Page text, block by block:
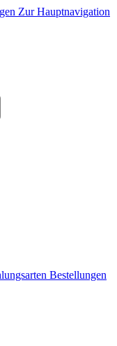
Zur Hauptnavigation
Bestellungen